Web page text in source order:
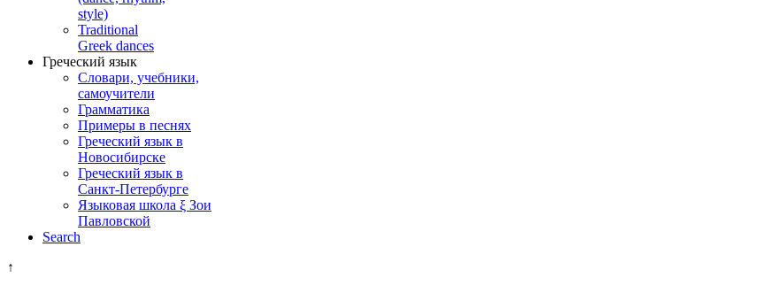
style)
Traditional
Greek dances
Греческий язык
Словари, учебники,
самоучители
Грамматика
Примеры в песнях
Греческий язык в
Новосибирске
Греческий язык в
Санкт-Петербурге
Языковая школа ξ Зои
Павловской
Search
↑